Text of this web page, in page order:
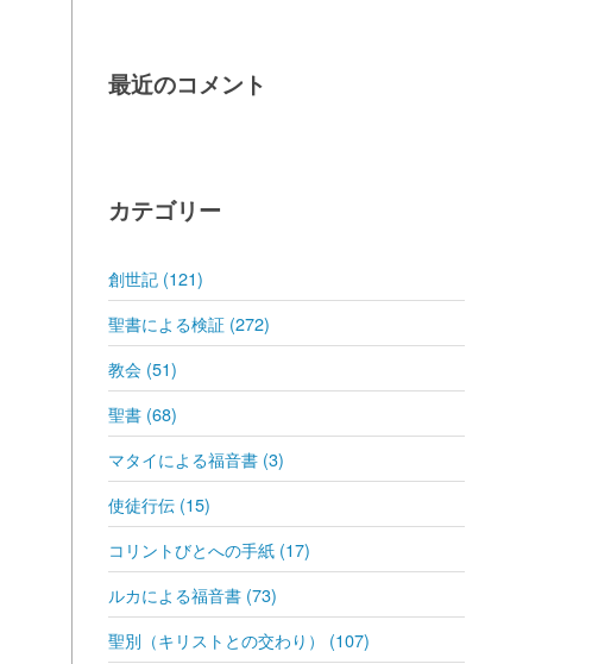
最近のコメント
カテゴリー
創世記 (121)
聖書による検証 (272)
教会 (51)
聖書 (68)
マタイによる福音書 (3)
使徒行伝 (15)
コリントびとへの手紙 (17)
ルカによる福音書 (73)
聖別（キリストとの交わり） (107)